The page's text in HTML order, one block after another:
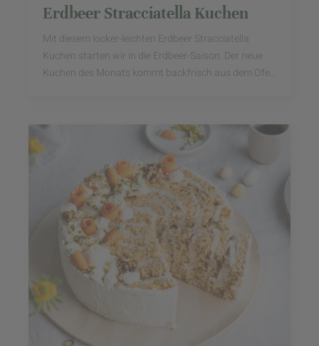
Erdbeer Stracciatella Kuchen
Mit diesem locker-leichten Erdbeer Stracciatella
Kuchen starten wir in die Erdbeer-Saison. Der neue
Kuchen des Monats kommt backfrisch aus dem Ofen